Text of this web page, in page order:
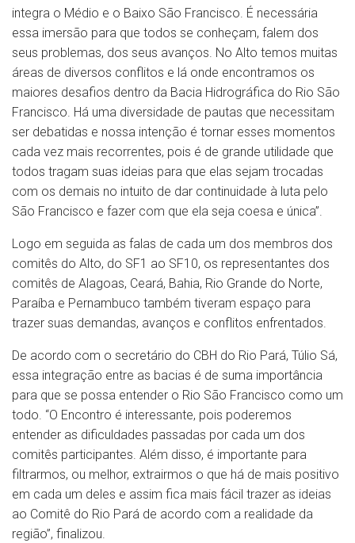
integra o Médio e o Baixo São Francisco. É necessária
essa imersão para que todos se conheçam, falem dos
seus problemas, dos seus avanços. No Alto temos muitas
áreas de diversos conflitos e lá onde encontramos os
maiores desafios dentro da Bacia Hidrográfica do Rio São
Francisco. Há uma diversidade de pautas que necessitam
ser debatidas e nossa intenção é tornar esses momentos
cada vez mais recorrentes, pois é de grande utilidade que
todos tragam suas ideias para que elas sejam trocadas
com os demais no intuito de dar continuidade à luta pelo
São Francisco e fazer com que ela seja coesa e única”.
Logo em seguida as falas de cada um dos membros dos
comitês do Alto, do SF1 ao SF10, os representantes dos
comitês de Alagoas, Ceará, Bahia, Rio Grande do Norte,
Paraíba e Pernambuco também tiveram espaço para
trazer suas demandas, avanços e conflitos enfrentados.
De acordo com o secretário do CBH do Rio Pará, Túlio Sá,
essa integração entre as bacias é de suma importância
para que se possa entender o Rio São Francisco como um
todo. “O Encontro é interessante, pois poderemos
entender as dificuldades passadas por cada um dos
comitês participantes. Além disso, é importante para
filtrarmos, ou melhor, extrairmos o que há de mais positivo
em cada um deles e assim fica mais fácil trazer as ideias
ao Comitê do Rio Pará de acordo com a realidade da
região”, finalizou.